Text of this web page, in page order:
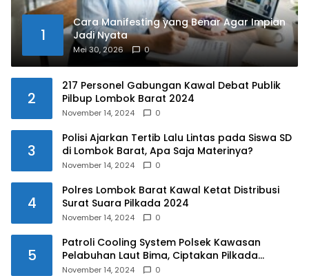
1
Cara Manifesting yang Benar Agar Impian
Jadi Nyata
Mei 30, 2026 0
2
217 Personel Gabungan Kawal Debat Publik
Pilbup Lombok Barat 2024
November 14, 2024 0
3
Polisi Ajarkan Tertib Lalu Lintas pada Siswa SD
di Lombok Barat, Apa Saja Materinya?
November 14, 2024 0
4
Polres Lombok Barat Kawal Ketat Distribusi
Surat Suara Pilkada 2024
November 14, 2024 0
5
Patroli Cooling System Polsek Kawasan
Pelabuhan Laut Bima, Ciptakan Pilkada
Serentak 2024 yang Aman dan Damai
November 14, 2024 0